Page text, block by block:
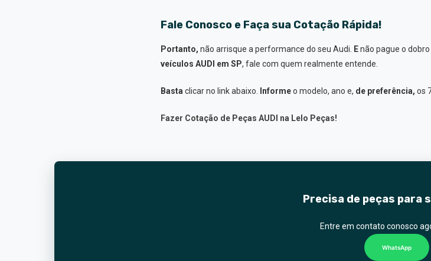
Fale Conosco e Faça sua Cotação Rápida!
Portanto, não arrisque a performance do seu Audi. Enão pague o
veículos AUDI em SP, fale com quem realmente entende.
Basta clicar no link abaixo. Informeo modelo, ano e, de preferência, os
Fazer Cotação de Peças AUDI na Lelo Peças!
Precisa de peças para
Entre em contato conosco
WhatsApp